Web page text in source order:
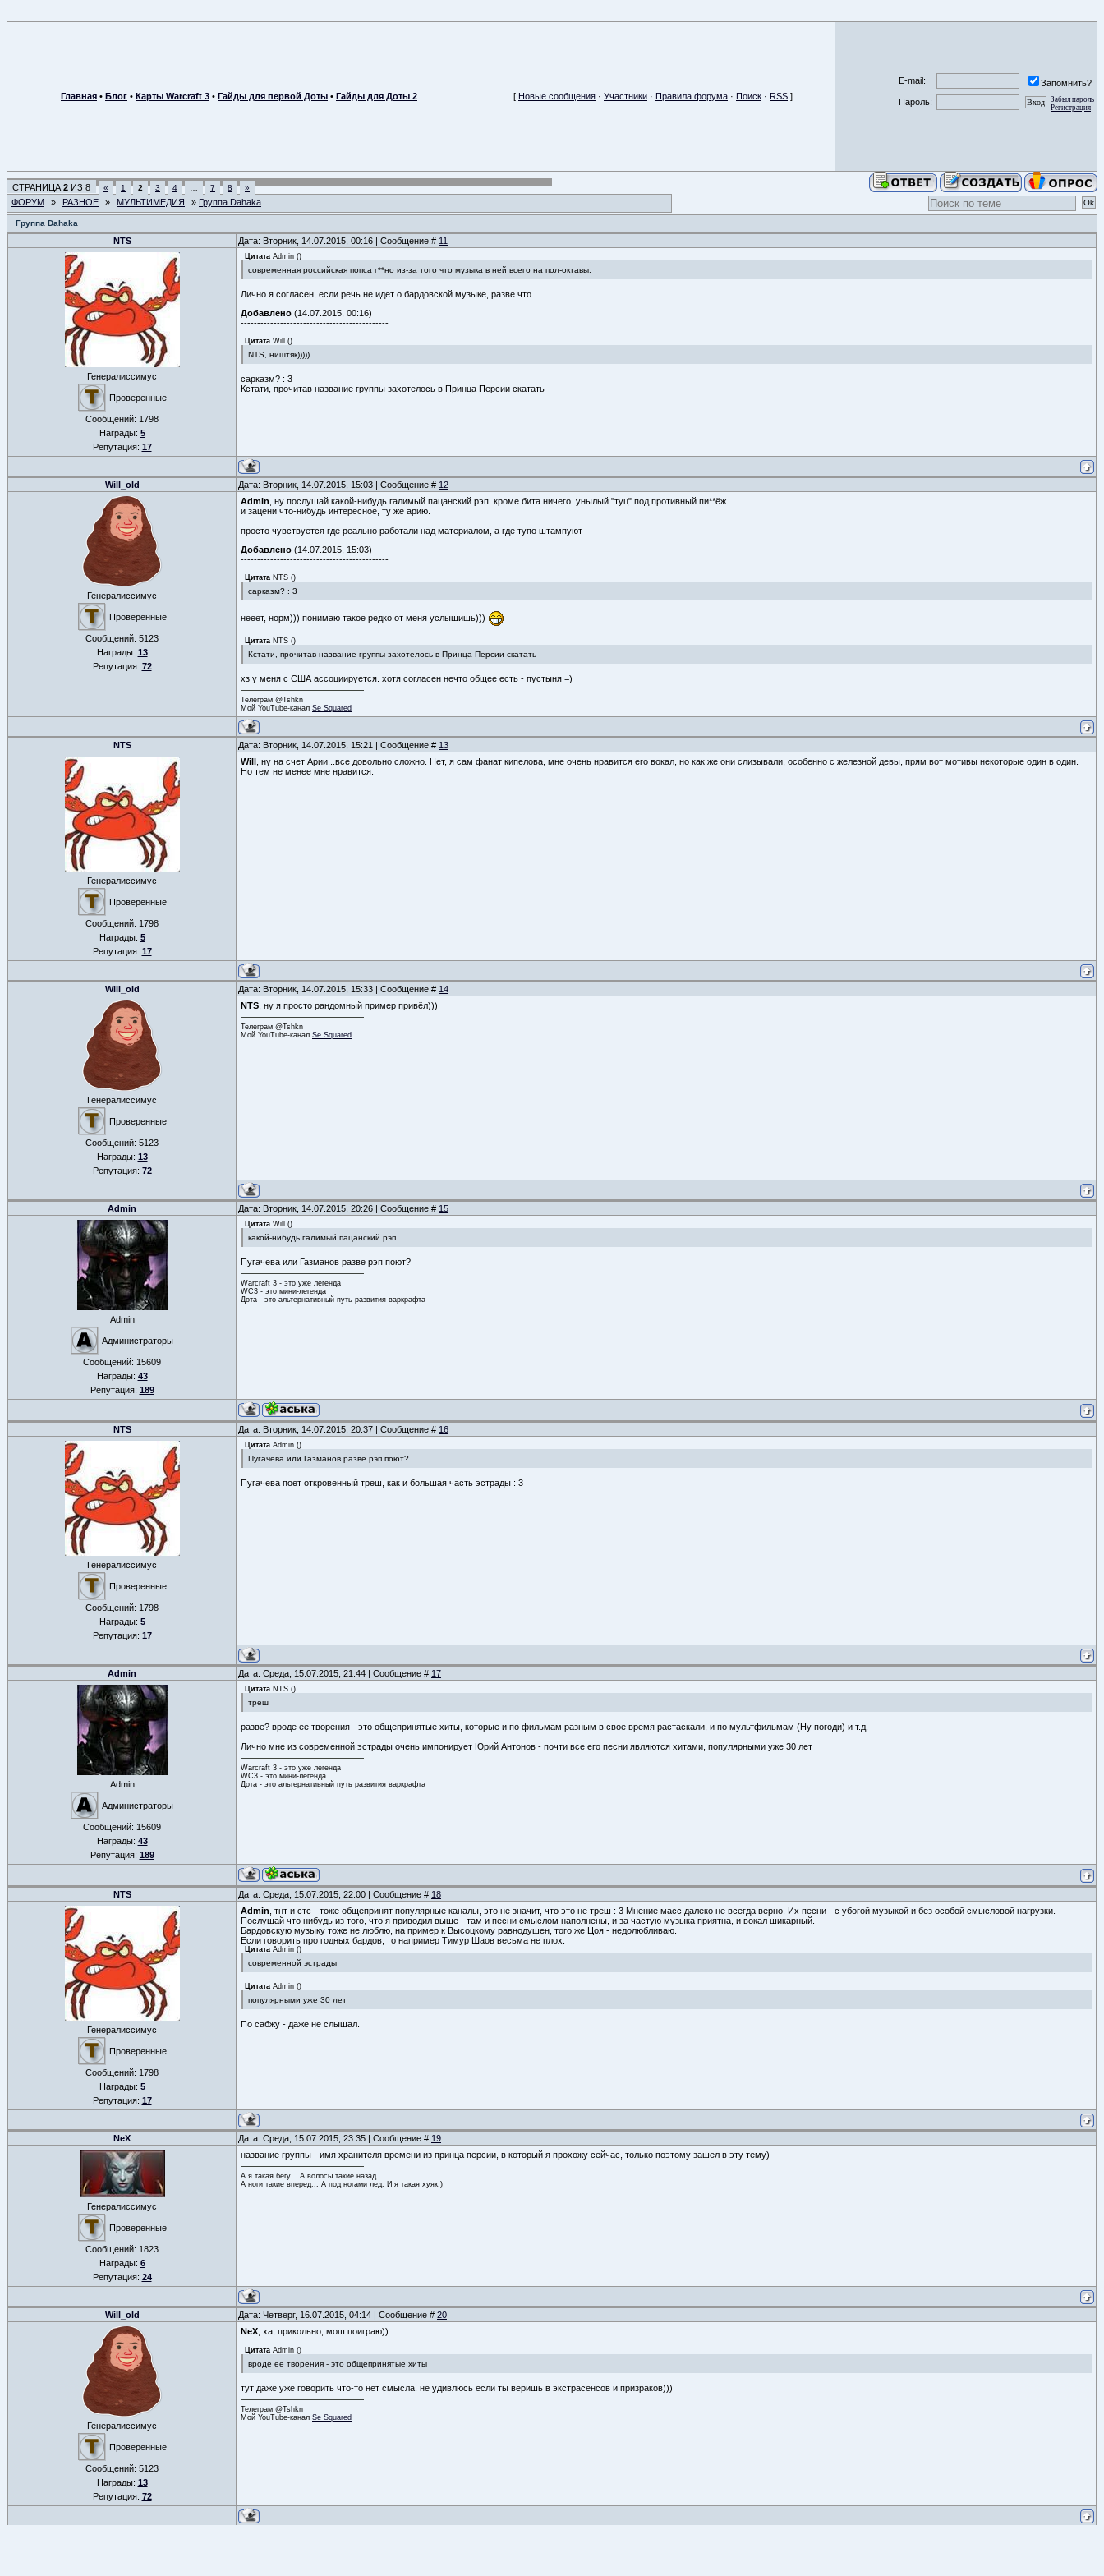
Главная • Блог • Карты Warcraft 3 • Гайды для первой Доты • Гайды для Доты 2 [ Новые сообщения · Участники · Правила форума · Поиск · RSS ]
E-mail:
Запомнить?
Пароль:
Забыл пароль
Регистрация
СТРАНИЦА 2 ИЗ 8 « 1 2 3 4 7 8 »
ФОРУМ » РАЗНОЕ » МУЛЬТИМЕДИЯ » Группа Dahaka
Группа Dahaka
NTS Дата: Вторник, 14.07.2015, 00:16 | Сообщение # 11
Генералиссимус
Проверенные
Сообщений: 1798
Награды: 5
Репутация: 17
Цитата Admin ()
современная российская попса г**но из-за того что музыка в ней всего на пол-октавы.
Лично я согласен, если речь не идет о бардовской музыке, разве что.
Добавлено (14.07.2015, 00:16)
---------------------------------------------
Цитата Will ()
NTS, ништяк)))))
сарказм? : 3
Кстати, прочитав название группы захотелось в Принца Персии скатать
Will_old Дата: Вторник, 14.07.2015, 15:03 | Сообщение # 12
Генералиссимус
Проверенные
Сообщений: 5123
Награды: 13
Репутация: 72
Admin , ну послушай какой-нибудь галимый пацанский рэп. кроме бита ничего. унылый "туц" под противный пи**ёж.
и зацени что-нибудь интересное, ту же арию.
просто чувствуется где реально работали над материалом, а где тупо штампуют
Добавлено (14.07.2015, 15:03)
---------------------------------------------
Цитата NTS ()
сарказм? : 3
нееет, норм))) понимаю такое редко от меня услышишь)))
Цитата NTS ()
Кстати, прочитав название группы захотелось в Принца Персии скатать
хз у меня с США ассоциируется. хотя согласен нечто общее есть - пустыня =)
Телеграм @Tshkn
Мой YouTube-канал Se Squared
NTS Дата: Вторник, 14.07.2015, 15:21 | Сообщение # 13
Генералиссимус
Проверенные
Сообщений: 1798
Награды: 5
Репутация: 17
Will , ну на счет Арии...все довольно сложно. Нет, я сам фанат кипелова, мне очень нравится его вокал, но как же они слизывали, особенно с железной девы, прям вот мотивы некоторые один в один.
Но тем не менее мне нравится.
Will_old Дата: Вторник, 14.07.2015, 15:33 | Сообщение # 14
Генералиссимус
Проверенные
Сообщений: 5123
Награды: 13
Репутация: 72
NTS , ну я просто рандомный пример привёл)))
Телеграм @Tshkn
Мой YouTube-канал Se Squared
Admin Дата: Вторник, 14.07.2015, 20:26 | Сообщение # 15
Admin
Администраторы
Сообщений: 15609
Награды: 43
Репутация: 189
Цитата Will ()
какой-нибудь галимый пацанский рэп
Пугачева или Газманов разве рэп поют?
Warcraft 3 - это уже легенда
WC3 - это мини-легенда
Дота - это альтернативный путь развития варкрафта
NTS Дата: Вторник, 14.07.2015, 20:37 | Сообщение # 16
Генералиссимус
Проверенные
Сообщений: 1798
Награды: 5
Репутация: 17
Цитата Admin ()
Пугачева или Газманов разве рэп поют?
Пугачева поет откровенный треш, как и большая часть эстрады : 3
Admin Дата: Среда, 15.07.2015, 21:44 | Сообщение # 17
Admin
Администраторы
Сообщений: 15609
Награды: 43
Репутация: 189
Цитата NTS ()
треш
разве? вроде ее творения - это общепринятые хиты, которые и по фильмам разным в свое время растаскали, и по мультфильмам (Ну погоди) и т.д.
Лично мне из современной эстрады очень импонирует Юрий Антонов - почти все его песни являются хитами, популярными уже 30 лет
Warcraft 3 - это уже легенда
WC3 - это мини-легенда
Дота - это альтернативный путь развития варкрафта
NTS Дата: Среда, 15.07.2015, 22:00 | Сообщение # 18
Генералиссимус
Проверенные
Сообщений: 1798
Награды: 5
Репутация: 17
Admin , тнт и стс - тоже общепринят популярные каналы, это не значит, что это не треш : 3 Мнение масс далеко не всегда верно. Их песни - с убогой музыкой и без особой смысловой нагрузки.
Послушай что нибудь из того, что я приводил выше - там и песни смыслом наполнены, и за частую музыка приятна, и вокал шикарный.
Бардовскую музыку тоже не люблю, на пример к Высоцкому равнодушен, того же Цоя - недолюбливаю.
Если говорить про годных бардов, то например Тимур Шаов весьма не плох.
Цитата Admin ()
современной эстрады
Цитата Admin ()
популярными уже 30 лет
По сабжу - даже не слышал.
NeX Дата: Среда, 15.07.2015, 23:35 | Сообщение # 19
Генералиссимус
Проверенные
Сообщений: 1823
Награды: 6
Репутация: 24
название группы - имя хранителя времени из принца персии, в который я прохожу сейчас, только поэтому зашел в эту тему)
А я такая бегу... А волосы такие назад.
А ноги такие вперед... А под ногами лед. И я такая хуяк:)
Will_old Дата: Четверг, 16.07.2015, 04:14 | Сообщение # 20
Генералиссимус
Проверенные
Сообщений: 5123
Награды: 13
Репутация: 72
NeX , ха, прикольно, мош поиграю))
Цитата Admin ()
вроде ее творения - это общепринятые хиты
тут даже уже говорить что-то нет смысла. не удивлюсь если ты веришь в экстрасенсов и призраков)))
Телеграм @Tshkn
Мой YouTube-канал Se Squared